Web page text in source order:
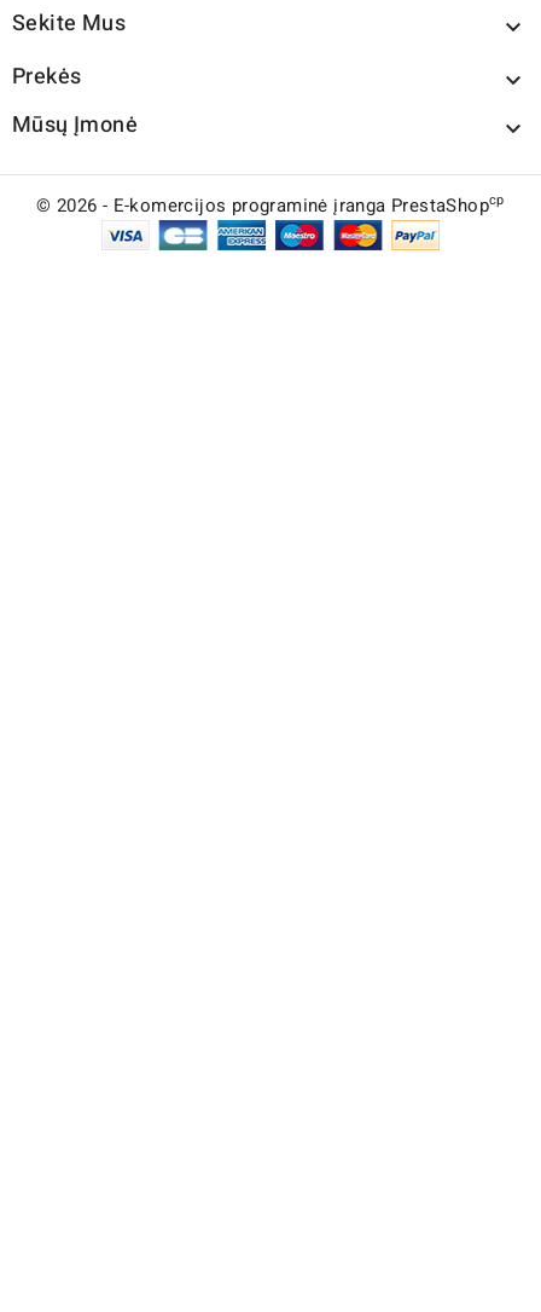
Sekite Mus 
Prekės 
Mūsų Įmonė 
© 2026 - E-komercijos programinė įranga PrestaShopcp